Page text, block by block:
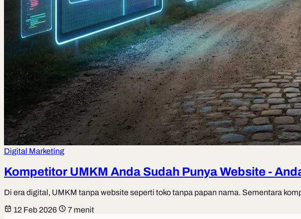
Digital Marketing
Kompetitor UMKM Anda Sudah Punya Website -
Di era digital, UMKM tanpa website seperti toko tanpa papan nama. Sementara
12 Feb 2026 7 menit